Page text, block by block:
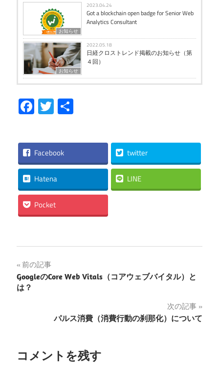
お知らせ
2023.04.24
Got a blockchain open badge for Senior Web
Analytics Consultant
お知らせ
2022.05.18
日経クロストレンド掲載のお知らせ（第
４回）
Facebook
Twitter
Facebook twitter
Hatena LINE
Pocket
投
稿
ー
前の記事
GoogleのCore Web Vitals（コアウェブバイタル）と
は？
次の記事
パルス消費（消費行動の刹那化）について
コメントを残す